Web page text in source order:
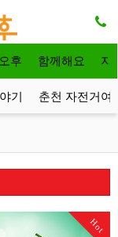
오후 함께해요 자
기 춘천 자전거여
Hot